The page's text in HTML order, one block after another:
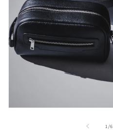
1/de
6